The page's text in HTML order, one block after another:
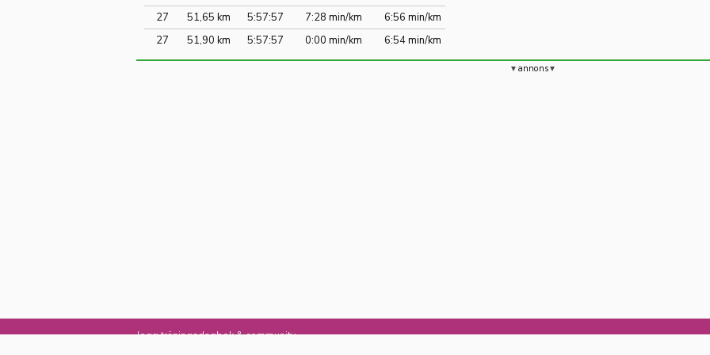
27
51,65 km 5:57:57 7:28 min/km
6:56 min/km
27
51,90 km 5:57:57 0:00 min/km 6:54 min/km
annons
Jogg träningsdagbok & community